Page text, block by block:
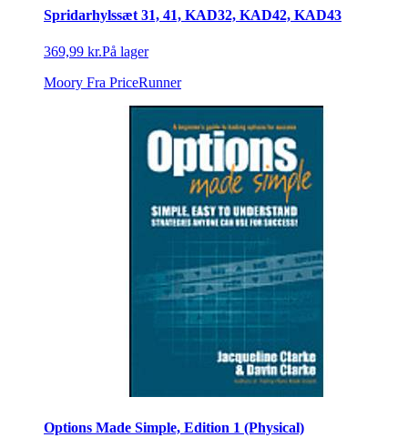
Spridarhylssæt 31, 41, KAD32, KAD42, KAD43
369,99 kr.På lager
Moory Fra PriceRunner
Options Made Simple, Edition 1 (Physical)